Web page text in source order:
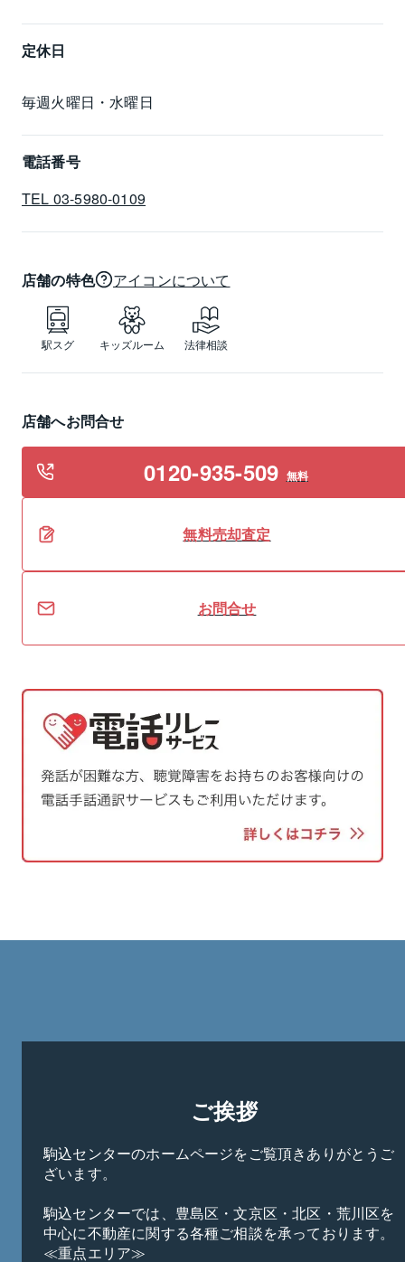
定休日
毎週火曜日・水曜日
電話番号
TEL 03-5980-0109
店舗の特色 アイコンについて
駅スグ キッズルーム 法律相談
店舗へお問合せ
0120-935-509 無料
無料売却査定
お問合せ
ご挨拶
駒込センターのホームページをご覧頂きありがとうご
ざいます。
駒込センターでは、豊島区・文京区・北区・荒川区を
中心に不動産に関する各種ご相談を承っております。
≪重点エリア≫